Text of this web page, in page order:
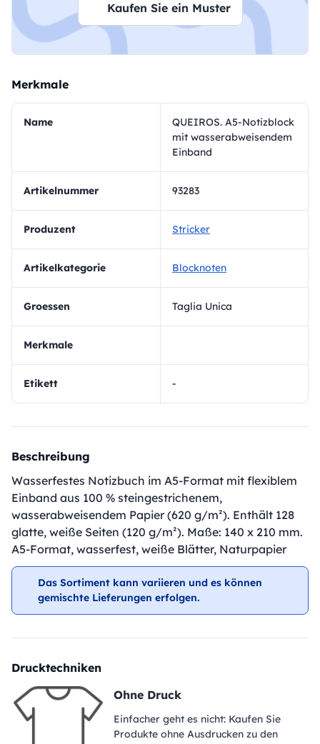
Kaufen Sie ein Muster
Merkmale
Name
QUEIROS. A5-Notizblock
mit wasserabweisendem
Einband
Artikelnummer 93283
Produzent Stricker
Artikelkategorie Blocknoten
Groessen Taglia Unica
Merkmale
Etikett -
Beschreibung
Wasserfestes Notizbuch im A5-Format mit flexiblem
Einband aus 100 % steingestrichenem,
wasserabweisendem Papier (620 g/m²). Enthält 128
glatte, weiße Seiten (120 g/m²). Maße: 140 x 210 mm.
A5-Format, wasserfest, weiße Blätter, Naturpapier
Das Sortiment kann variieren und es können
gemischte Lieferungen erfolgen.
Drucktechniken
Ohne Druck
Einfacher geht es nicht: Kaufen Sie
Produkte ohne Ausdrucken zu den